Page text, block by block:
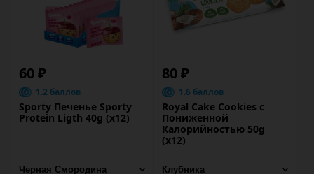
60 ₽
1.2 баллов
Sporty Печенье Sporty
Protein Ligth 40g (х12)
80 ₽
1.6 баллов
Royal Cake Cookies с
Пониженной
Калорийностью 50g
(х12)